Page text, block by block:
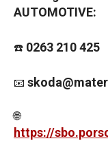
AUTOMOTIVE:
☎️ 0263 210 425
📧
🌐
https://